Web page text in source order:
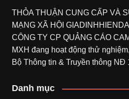
THỎA THUẬN CUNG CẤP VÀ
MẠNG XÃ HỘI
CÔNG TY CP QUẢNG CÁO
MXH đang hoạt động thử
Bộ Thông tin & Truyền thông
Danh mục